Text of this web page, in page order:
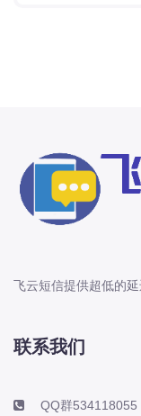
飞云短信提供超低的
联系我们
QQ群534118055